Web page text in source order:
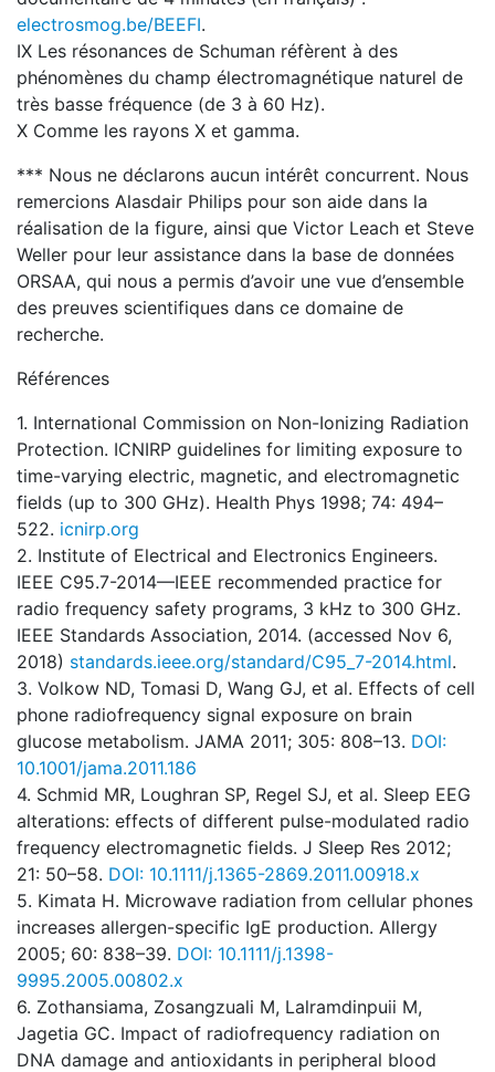
electrosmog.be/BEEFI.
IX Les résonances de Schuman réfèrent à des
phénomènes du champ électromagnétique naturel de
très basse fréquence (de 3 à 60 Hz).
X Comme les rayons X et gamma.
*** Nous ne déclarons aucun intérêt concurrent. Nous
remercions Alasdair Philips pour son aide dans la
réalisation de la figure, ainsi que Victor Leach et Steve
Weller pour leur assistance dans la base de données
ORSAA, qui nous a permis d’avoir une vue d’ensemble
des preuves scientifiques dans ce domaine de
recherche.
Références
1. International Commission on Non-Ionizing Radiation
Protection. ICNIRP guidelines for limiting exposure to
time-varying electric, magnetic, and electromagnetic
fields (up to 300 GHz). Health Phys 1998; 74: 494–
522. icnirp.org
2. Institute of Electrical and Electronics Engineers.
IEEE C95.7-2014—IEEE recommended practice for
radio frequency safety programs, 3 kHz to 300 GHz.
IEEE Standards Association, 2014. (accessed Nov 6,
2018) standards.ieee.org/standard/C95_7-2014.html.
3. Volkow ND, Tomasi D, Wang GJ, et al. Effects of cell
phone radiofrequency signal exposure on brain
glucose metabolism. JAMA 2011; 305: 808–13. DOI:
10.1001/jama.2011.186
4. Schmid MR, Loughran SP, Regel SJ, et al. Sleep EEG
alterations: effects of different pulse-modulated radio
frequency electromagnetic fields. J Sleep Res 2012;
21: 50–58. DOI: 10.1111/j.1365-2869.2011.00918.x
5. Kimata H. Microwave radiation from cellular phones
increases allergen-specific IgE production. Allergy
2005; 60: 838–39. DOI: 10.1111/j.1398-
9995.2005.00802.x
6. Zothansiama, Zosangzuali M, Lalramdinpuii M,
Jagetia GC. Impact of radiofrequency radiation on
DNA damage and antioxidants in peripheral blood